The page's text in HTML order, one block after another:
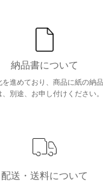
納品書について
進めており、商品に紙の納
別途、お申し付けください。
配送・送料について